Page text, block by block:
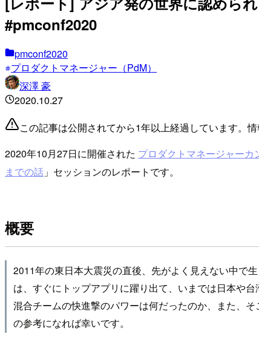
#pmconf2020
pmconf2020
プロダクトマネージャー（PdM）
深澤 豪
2020.10.27
この記事は公開されてから1年以上経過しています。
2020年10月27日に開催された プロダクトマネージャー
までの話 」セッションのレポートです。
概要
2011年の東日本大震災の直後、先がよく見えない中で
は、すぐにトップアプリに躍り出て、いまでは日本や
混合チームの快進撃のパワーは何だったのか、また、
の参考になれば幸いです。